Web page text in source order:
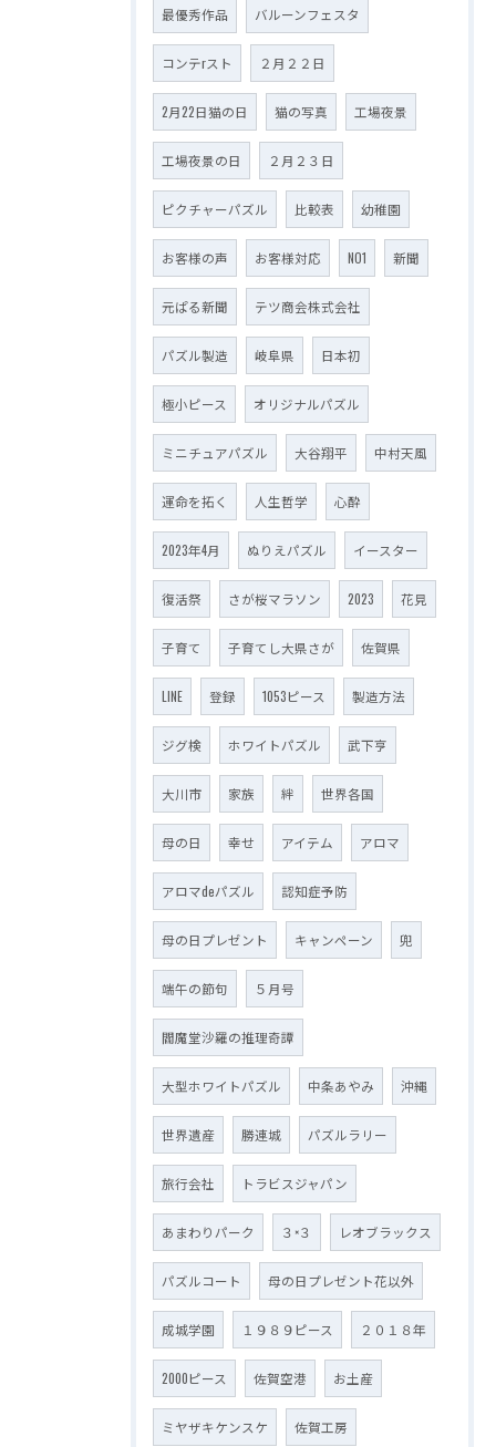
最優秀作品 バルーンフェスタ
コンテrスト ２月２２日
2月22日猫の日 猫の写真 工場夜景
工場夜景の日 ２月２３日
ピクチャーパズル 比較表 幼稚園
お客様の声 お客様対応 NO1 新聞
元ぱる新聞 テツ商会株式会社
パズル製造 岐阜県 日本初
極小ピース オリジナルパズル
ミニチュアパズル 大谷翔平 中村天風
運命を拓く 人生哲学 心酔
2023年4月 ぬりえパズル イースター
復活祭 さが桜マラソン 2023 花見
子育て 子育てし大県さが 佐賀県
LINE 登録 1053ピース 製造方法
ジグ検 ホワイトパズル 武下亨
大川市 家族 絆 世界各国
母の日 幸せ アイテム アロマ
アロマdeパズル 認知症予防
母の日プレゼント キャンペーン 兜
端午の節句 ５月号
閻魔堂沙羅の推理奇譚
大型ホワイトパズル 中条あやみ 沖縄
世界遺産 勝連城 パズルラリー
旅行会社 トラビスジャパン
あまわりパーク ３×３ レオブラックス
パズルコート 母の日プレゼント花以外
成城学園 １９８９ピース ２０１８年
2000ピース 佐賀空港 お土産
ミヤザキケンスケ 佐賀工房